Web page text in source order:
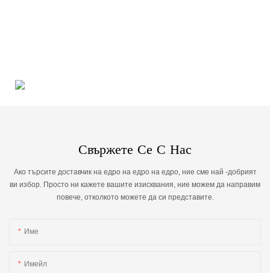
Свържете Се С Нас
Ако търсите доставчик на едро на едро на едро, ние сме най -добрият
ви избор. Просто ни кажете вашите изисквания, ние можем да направим
повече, отколкото можете да си представите.
Име
Имейл